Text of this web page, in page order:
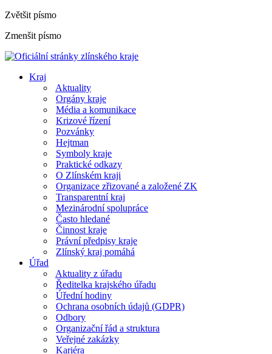
Zvětšit písmo
Zmenšit písmo
Kraj
Aktuality
Orgány kraje
Média a komunikace
Krizové řízení
Pozvánky
Hejtman
Symboly kraje
Praktické odkazy
O Zlínském kraji
Organizace zřizované a založené ZK
Transparentní kraj
Mezinárodní spolupráce
Často hledané
Činnost kraje
Právní předpisy kraje
Zlínský kraj pomáhá
Úřad
Aktuality z úřadu
Ředitelka krajského úřadu
Úřední hodiny
Ochrana osobních údajů (GDPR)
Odbory
Organizační řád a struktura
Veřejné zakázky
Kariéra